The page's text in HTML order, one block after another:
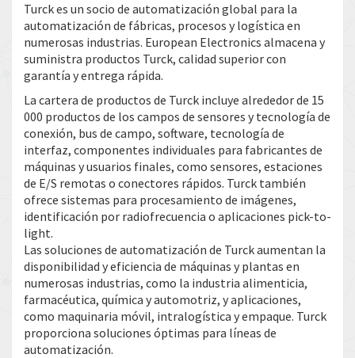
Turck es un socio de automatización global para la
automatización de fábricas, procesos y logística en
numerosas industrias. European Electronics almacena y
suministra productos Turck, calidad superior con
garantía y entrega rápida.
La cartera de productos de Turck incluye alrededor de 15
000 productos de los campos de sensores y tecnología de
conexión, bus de campo, software, tecnología de
interfaz, componentes individuales para fabricantes de
máquinas y usuarios finales, como sensores, estaciones
de E/S remotas o conectores rápidos. Turck también
ofrece sistemas para procesamiento de imágenes,
identificación por radiofrecuencia o aplicaciones pick-to-
light.
Las soluciones de automatización de Turck aumentan la
disponibilidad y eficiencia de máquinas y plantas en
numerosas industrias, como la industria alimenticia,
farmacéutica, química y automotriz, y aplicaciones,
como maquinaria móvil, intralogística y empaque. Turck
proporciona soluciones óptimas para líneas de
automatización.